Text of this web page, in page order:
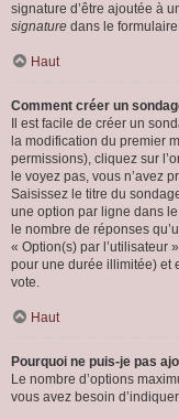
signature d’être ajoutée à
signature dans le
Haut
Comment créer un
Il est facile de créer un
la modification du premier
permissions), cliquez sur
le voyez pas, vous n’avez
Saisissez le titre du
une option par ligne dans
le nombre de réponses
« Option(s) par l’utilisateur
pour une durée illimitée) et
vote.
Haut
Pourquoi ne puis-je pas
Le nombre d’options
vous avez besoin